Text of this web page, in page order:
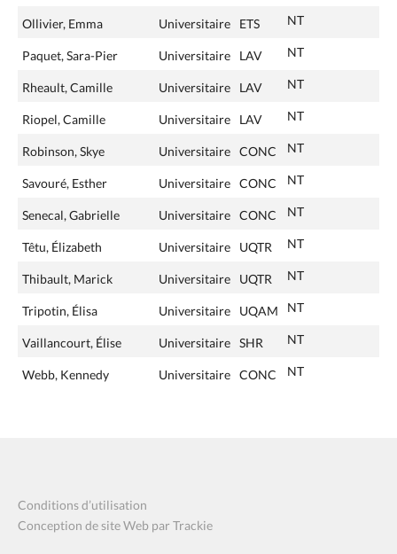
Ollivier, Emma Universitaire ETS NT
Paquet, Sara-Pier Universitaire LAV NT
Rheault, Camille Universitaire LAV NT
Riopel, Camille Universitaire LAV NT
Robinson, Skye Universitaire CONC NT
Savouré, Esther Universitaire CONC NT
Senecal, Gabrielle Universitaire CONC NT
Têtu, Élizabeth Universitaire UQTR NT
Thibault, Marick Universitaire UQTR NT
Tripotin, Élisa Universitaire UQAM NT
Vaillancourt, Élise Universitaire SHR NT
Webb, Kennedy Universitaire CONC NT
Conditions d’utilisation
Conception de site Web par Trackie